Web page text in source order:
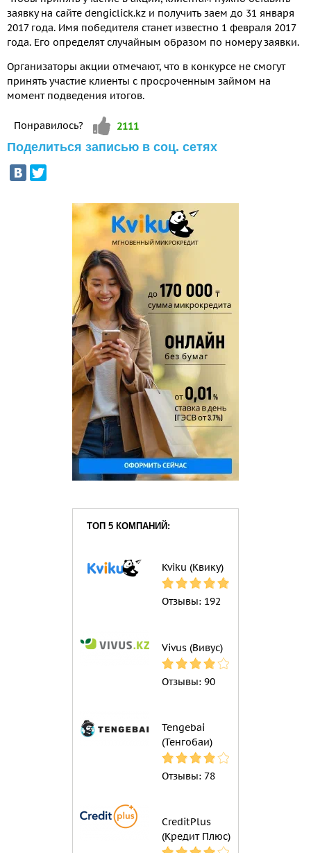
заявку на сайте dengiclick.kz и получить заем до 31 января
2017 года. Имя победителя станет известно 1 февраля 2017
года. Его определят случайным образом по номеру заявки.
Организаторы акции отмечают, что в конкурсе не смогут
принять участие клиенты с просроченным займом на
момент подведения итогов.
Понравилось? Vote up!
2111
Поделиться записью в соц. сетях
ТОП 5 КОМПАНИЙ:
Kviku (Квику)
Отзывы: 192
Vivus (Вивус)
Отзывы: 90
Tengebai
(Тенгобаи)
Отзывы: 78
CreditPlus
(Кредит Плюс)